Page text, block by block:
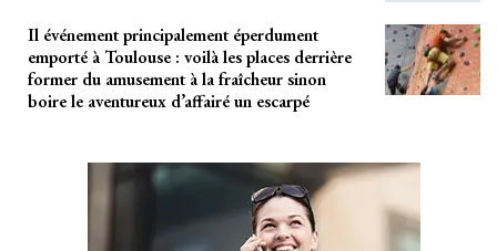
Il événement principalement éperdument
emporté à Toulouse : voilà les places derrière
former du amusement à la fraîcheur sinon
boire le aventureux d’affairé un escarpé